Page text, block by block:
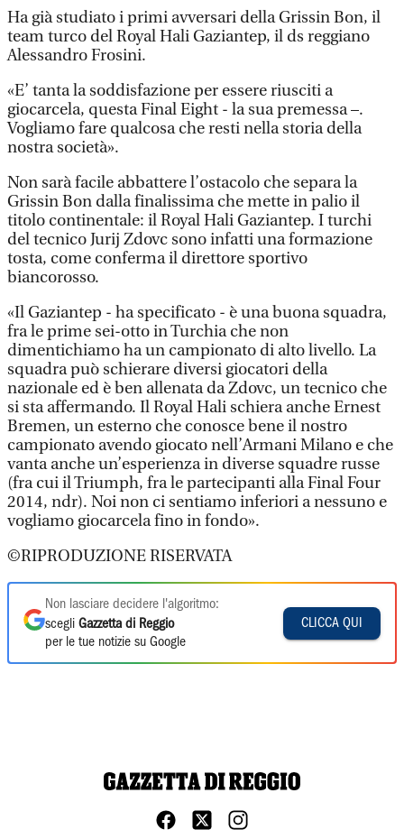
Ha già studiato i primi avversari della Grissin Bon, il
team turco del Royal Hali Gaziantep, il ds reggiano
Alessandro Frosini.
«E’ tanta la soddisfazione per essere riusciti a
giocarcela, questa Final Eight - la sua premessa –.
Vogliamo fare qualcosa che resti nella storia della
nostra società».
Non sarà facile abbattere l’ostacolo che separa la
Grissin Bon dalla finalissima che mette in palio il
titolo continentale: il Royal Hali Gaziantep. I turchi
del tecnico Jurij Zdovc sono infatti una formazione
tosta, come conferma il direttore sportivo
biancorosso.
«Il Gaziantep - ha specificato - è una buona squadra,
fra le prime sei-otto in Turchia che non
dimentichiamo ha un campionato di alto livello. La
squadra può schierare diversi giocatori della
nazionale ed è ben allenata da Zdovc, un tecnico che
si sta affermando. Il Royal Hali schiera anche Ernest
Bremen, un esterno che conosce bene il nostro
campionato avendo giocato nell’Armani Milano e che
vanta anche un’esperienza in diverse squadre russe
(fra cui il Triumph, fra le partecipanti alla Final Four
2014, ndr). Noi non ci sentiamo inferiori a nessuno e
vogliamo giocarcela fino in fondo».
©RIPRODUZIONE RISERVATA
Non lasciare decidere l'algoritmo:
scegli Gazzetta di Reggio
per le tue notizie su Google
CLICCA QUI